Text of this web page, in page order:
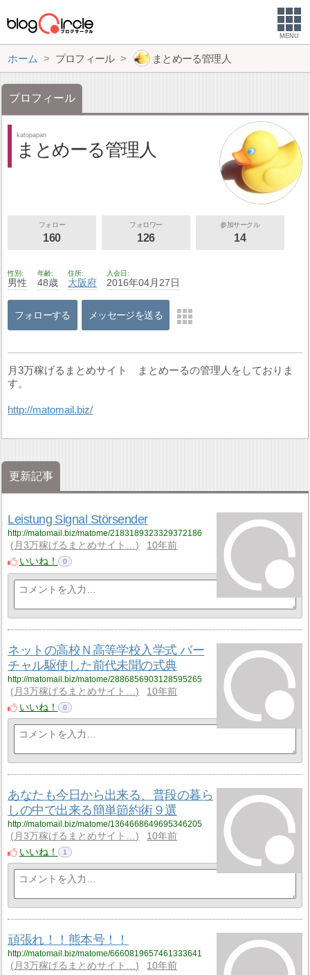
MENU
ホーム プロフィール まとめーる管理人
プロフィール
katopapan
まとめーる管理人
フォロー
160
フォロワー
126
参加サークル
14
性別
男性
年齢
48歳
住所
大阪府
入会日
2016年04月27日
フォローする メッセージを送る
月3万稼げるまとめサイト まとめーるの管理人をしておりま
す。
http://matomail.biz/
更新記事
Leistung Signal Störsender
http://matomail.biz/matome/2183189323329372186
月3万稼げるまとめサイト…
10年前
いいね！
0
ネットの高校Ｎ高等学校入学式 バー
チャル駆使した前代未聞の式典
http://matomail.biz/matome/2886856903128595265
月3万稼げるまとめサイト…
10年前
いいね！
0
あなたも今日から出来る、普段の暮ら
しの中で出来る簡単節約術９選
http://matomail.biz/matome/1364668649695346205
月3万稼げるまとめサイト…
10年前
いいね！
1
頑張れ！！熊本号！！
http://matomail.biz/matome/6660819657461333641
月3万稼げるまとめサイト…
10年前